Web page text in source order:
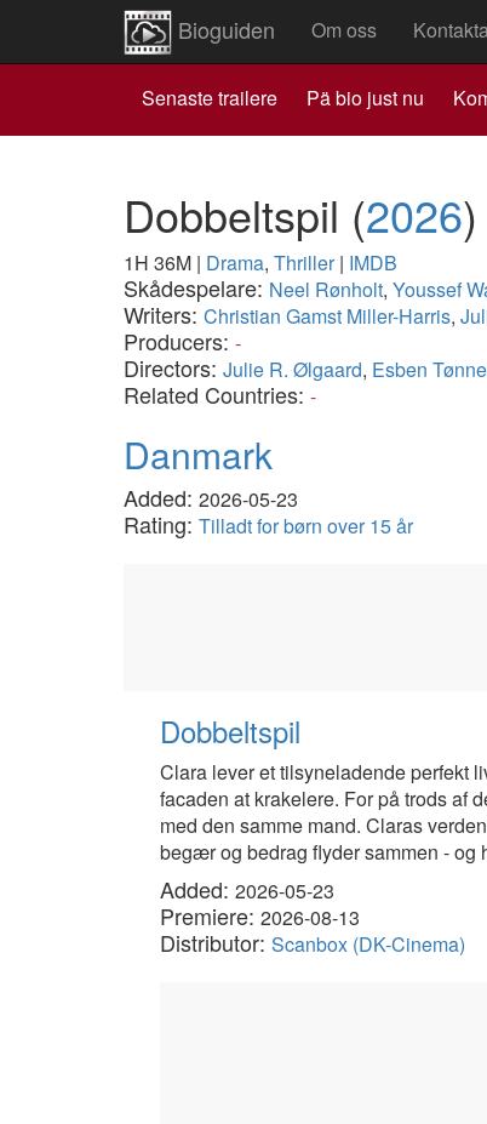
Bioguiden Om oss
Senaste trailere Pä bio just nu
Dobbeltspil (2026)
1H 36M | Drama, Thriller| IMDB
Skådespelare: Neel Rønholt, Youssef
Writers: Christian Gamst Miller-Harris,
Producers: -
Directors: Julie R. Ølgaard, Esben
Related Countries: -
Danmark
Added: 2026-05-23
Rating: Tilladt for børn over 15 år
Dobbeltspil
Clara lever et tilsyneladende perfekt
facaden at krakelere. For på trods af
med den samme mand. Claras
begær og bedrag flyder sammen - og
Added: 2026-05-23
Premiere: 2026-08-13
Distributor: Scanbox (DK-Cinema)